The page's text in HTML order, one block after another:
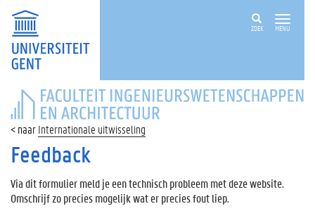
ZOEK MENU
FACULTEIT
INGENIEURSWETENSCHAPPEN
EN
ARCHITECTUUR
Internationale uitwisseling
Feedback
Via dit formulier meld je een technisch probleem met deze website.
Omschrijf zo precies mogelijk wat er precies fout liep.